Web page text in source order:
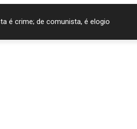
é crime; de comunista, é elogio